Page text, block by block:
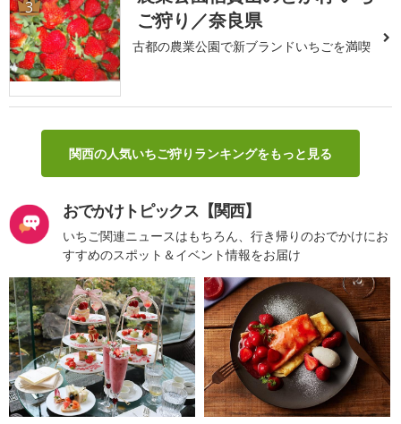
3
ご狩り／奈良県
古都の農業公園で新ブランドいちごを満喫
関西の人気いちご狩りランキングをもっと見る
おでかけトピックス【関西】
いちご関連ニュースはもちろん、行き帰りのおでかけにお
すすめのスポット＆イベント情報をお届け